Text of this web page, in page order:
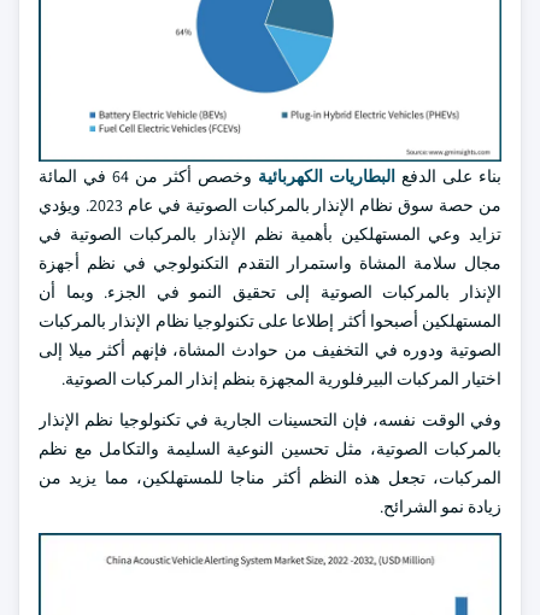
بناء على الدفع البطاريات الكهربائية
وخصص أكثر من 64 في المائة
من حصة سوق نظام الإنذار بالمركبات الصوتية في عام 2023. ويؤدي
تزايد وعي المستهلكين بأهمية نظم الإنذار بالمركبات الصوتية في
مجال سلامة المشاة واستمرار التقدم التكنولوجي في نظم أجهزة
الإنذار بالمركبات الصوتية إلى تحقيق النمو في الجزء. وبما أن
المستهلكين أصبحوا أكثر إطلاعا على تكنولوجيا نظام الإنذار بالمركبات
الصوتية ودوره في التخفيف من حوادث المشاة، فإنهم أكثر ميلا إلى
اختيار المركبات البيرفلورية المجهزة بنظم إنذار المركبات الصوتية.
وفي الوقت نفسه، فإن التحسينات الجارية في تكنولوجيا نظم الإنذار
بالمركبات الصوتية، مثل تحسين النوعية السليمة والتكامل مع نظم
المركبات، تجعل هذه النظم أكثر مناجا للمستهلكين، مما يزيد من
زيادة نمو الشرائح.